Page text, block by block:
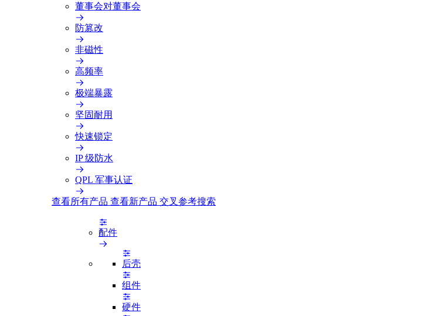
董事会对董事会
防篡改
非磁性
高频率
极端暴露
坚固耐用
快速锁定
IP 级防水
QPL 军事认证
查看所有产品 查看新产品 交叉参考搜索
配件
后壳
组件
硬件